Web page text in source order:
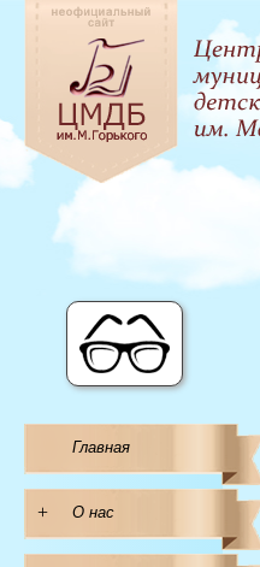
Главная
+ О нас